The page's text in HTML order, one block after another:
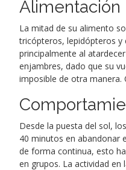
Alimentación
La mitad de su alimento
tricópteros, lepidópteros y
principalmente al
enjambres, dado que su
imposible de otra manera.
Desde la puesta del sol,
40 minutos en abandonar
de forma continua, esto
en grupos. La actividad en